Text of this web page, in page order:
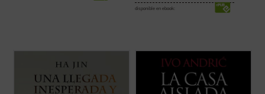
disponible en ebook:
ofrece por vez primera en español una
selección de trece cuentos de uno de los
más prestigiosos escritores de ficción en
lengua inglesa de nuestros días.
(ver ficha)